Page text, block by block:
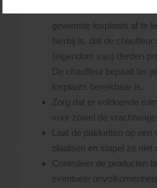
gewenste losplaats af te
hierbij is, dat de
(eigendom van) derden
De chauffeur bepaalt ter
losplaats bereikbaar is.
Zorg dat er voldoende
voor zowel de
Laat de pakketten op een
plaatsen en stapel ze niet
Controleer de producten
eventuele